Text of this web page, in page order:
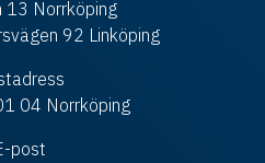
13 Norrköping
92 Linköping
04 Norrköping
post